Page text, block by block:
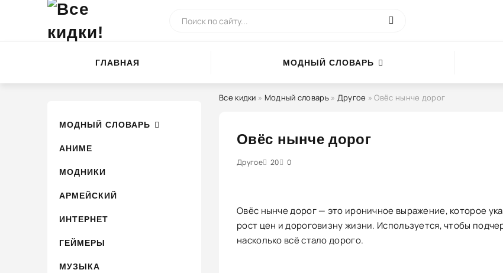
ГЛАВНАЯ МОДНЫЙ СЛОВАРЬ
МОДНЫЙ СЛОВАРЬ
АНИМЕ
МОДНИКИ
АРМЕЙСКИЙ
ИНТЕРНЕТ
ГЕЙМЕРЫ
МУЗЫКА
Все кидки » Модный словарь» Другое » Овёс нынче дорог
Овёс нынче дорог
Другое 20 0
2 3 4 5
Овёс нынче дорог — это ироничное выражение, которое
рост цен и дороговизну жизни. Используется, чтобы
насколько всё стало дорого.